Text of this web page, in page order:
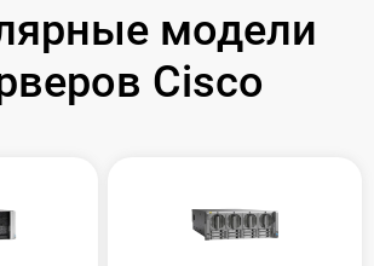
модели
Cisco